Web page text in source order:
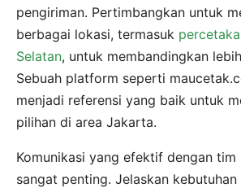
pengiriman. Pertimbangkan untuk
berbagai lokasi, termasuk
Selatan, untuk membandingkan
Sebuah platform seperti
menjadi referensi yang baik untuk
pilihan di area Jakarta.
Komunikasi yang efektif dengan tim
sangat penting. Jelaskan kebutuhan